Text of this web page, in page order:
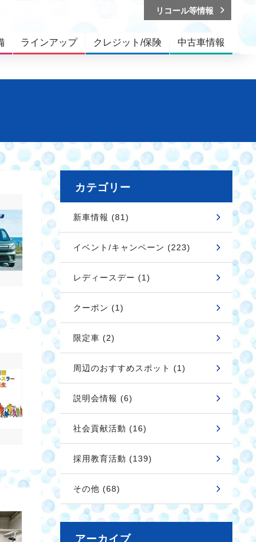
ラインアップ クレジット/保険 中古車情報
リコール等情報
カテゴリー
新車情報 (81)
イベント/キャンペーン (223)
レディースデー (1)
クーポン (1)
限定車 (2)
周辺のおすすめスポット (1)
説明会情報 (6)
社会貢献活動 (16)
採用教育活動 (139)
その他 (68)
アーカイブ